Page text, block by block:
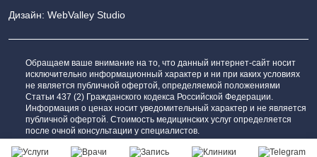
Дизайн: WebValley Studio
Обращаем ваше внимание на то, что данный интернет-сайт носит
исключительно информационный характер и ни при каких условиях
не является публичной офертой, определяемой положениями
Статьи 437 (2) Гражданского кодекса Российской Федерации.
Информация о ценах носит уведомительный характер и не является
публичной офертой. Стоимость медицинских услуг определяется
после очной консультации у специалистов.
Сообщить об ошибке